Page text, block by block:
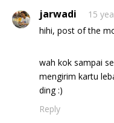
jarwadi
15
hihi, post of the
wah kok sampai
mengirim kartu
ding :)
Reply